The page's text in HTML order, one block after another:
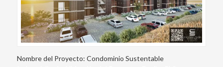
Nombre del Proyecto: Condominio Sustentable